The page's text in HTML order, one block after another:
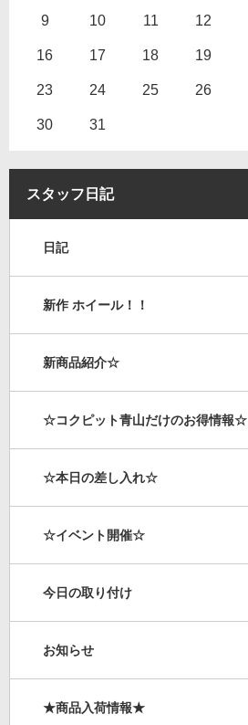
9 10 11 12
16 17 18 19
23 24 25 26
30 31
スタッフ日記
日記
新作 ホイール！！
新商品紹介☆
☆コクピット青山だけのお得情報☆
☆本日の差し入れ☆
☆イベント開催☆
今日の取り付け
お知らせ
★商品入荷情報★